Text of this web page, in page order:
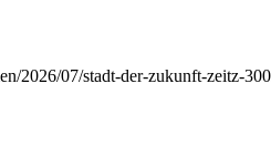
2026/07/stadt-der-zukunft-zeitz-